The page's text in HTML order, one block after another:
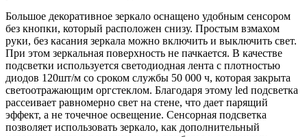
Большое декоративное зеркало оснащено удобным сенсором
без кнопки, который расположен снизу. Простым взмахом
руки, без касания зеркала можно включить и выключить свет.
При этом зеркальная поверхность не пачкается. В качестве
подсветки используется светодиодная лента с плотностью
диодов 120шт/м со сроком службы 50 000 ч, которая закрыта
светоотражающим оргстеклом. Благодаря этому led подсветка
рассеивает равномерно свет на стене, что дает парящий
эффект, а не точечное освещение. Сенсорная подсветка
позволяет использовать зеркало, как дополнительный